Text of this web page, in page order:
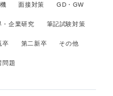
面接対策 GD・GW
・企業研究 筆記試験対策
卒 第二新卒 その他
問題